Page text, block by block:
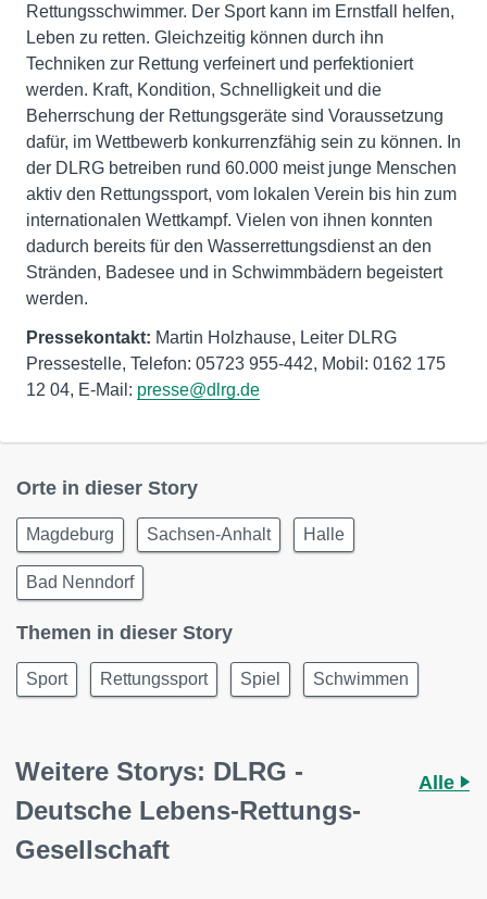
Rettungsschwimmer. Der Sport kann im Ernstfall helfen,
Leben zu retten. Gleichzeitig können durch ihn
Techniken zur Rettung verfeinert und perfektioniert
werden. Kraft, Kondition, Schnelligkeit und die
Beherrschung der Rettungsgeräte sind Voraussetzung
dafür, im Wettbewerb konkurrenzfähig sein zu können. In
der DLRG betreiben rund 60.000 meist junge Menschen
aktiv den Rettungssport, vom lokalen Verein bis hin zum
internationalen Wettkampf. Vielen von ihnen konnten
dadurch bereits für den Wasserrettungsdienst an den
Stränden, Badesee und in Schwimmbädern begeistert
werden.
Pressekontakt: Martin Holzhause, Leiter DLRG
Pressestelle, Telefon: 05723 955-442, Mobil: 0162 175
12 04, E-Mail: presse@dlrg.de
Orte in dieser Story
Magdeburg Sachsen-Anhalt Halle
Bad Nenndorf
Themen in dieser Story
Sport Rettungssport Spiel Schwimmen
Weitere Storys: DLRG -
Deutsche Lebens-Rettungs-
Gesellschaft
Alle